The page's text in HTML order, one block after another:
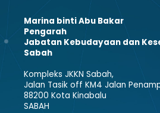
Marina binti Abu Bakar
Pengarah
Jabatan Kebudayaan dan
Sabah
Kompleks JKKN Sabah,
Jalan Tasik off KM4 Jalan
88200 Kota Kinabalu
SABAH